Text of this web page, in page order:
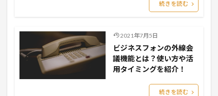
続きを読む
2021年7月5日
ビジネスフォンの外線会
議機能とは？使い方や活
用タイミングを紹介！
続きを読む